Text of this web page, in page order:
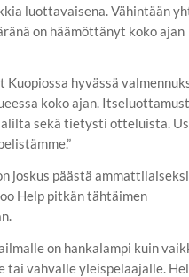
luottavaisena. Vähintään
on häämöttänyt koko ajan
Kuopiossa hyvässä
koko ajan.
sekä tietysti otteluista.
joskus päästä ammattilaiseksi
Help pitkän tähtäimen
on hankalampi kuin
tai vahvalle yleispelaajalle.